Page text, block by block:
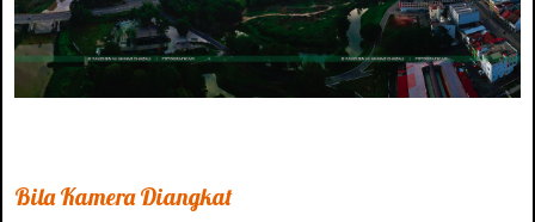
Bila Kamera Diangkat